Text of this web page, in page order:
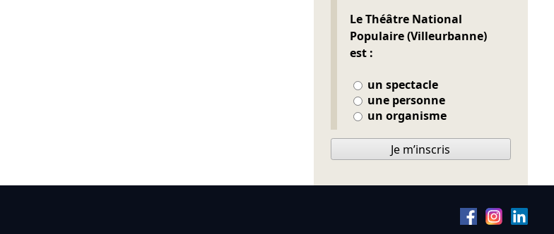
Le Théâtre National
Populaire (Villeurbanne)
est :
un spectacle
une personne
un organisme
Je m’inscris